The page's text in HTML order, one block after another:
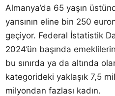
Almanya’da 65 yaşın
yarısının eline bin 250
geçiyor. Federal İstatistik
2024’ün başında
bu sınırda ya da altında
kategorideki yaklaşık 7,5
milyondan fazlası kadın.